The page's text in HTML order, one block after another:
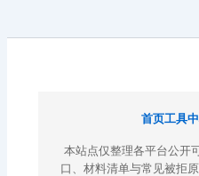
首页工具
本站点仅整理各平台公开
口、材料清单与常见被拒